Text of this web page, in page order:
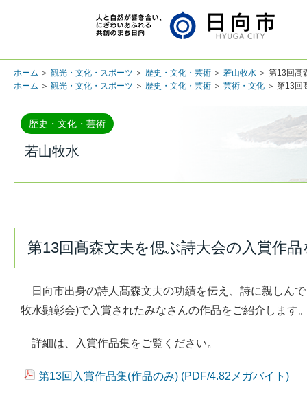
ホーム ＞ 観光・文化・スポーツ ＞ 歴史・文化・芸術 ＞ 若山牧水 ＞ 第13回髙
ホーム ＞ 観光・文化・スポーツ ＞ 歴史・文化・芸術 ＞ 芸術・文化 ＞ 第13回
歴史・文化・芸術
若山牧水
第13回髙森文夫を偲ぶ詩大会の入賞作
日向市出身の詩人髙森文夫の功績を伝え、詩に親しん
牧水顕彰会)で入賞されたみなさんの作品をご紹介します
詳細は、入賞作品集をご覧ください。
第13回入賞作品集(作品のみ) (PDF/4.82メガバイト)